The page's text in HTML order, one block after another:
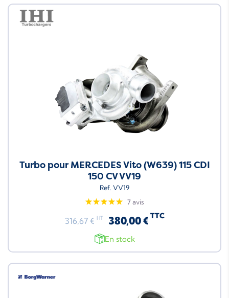
Turbo pour MERCEDES Vito (W639) 115 CDI
150 CV VV19
Ref. VV19
7 avis
316,67 € HT 380,00 € TTC
En stock